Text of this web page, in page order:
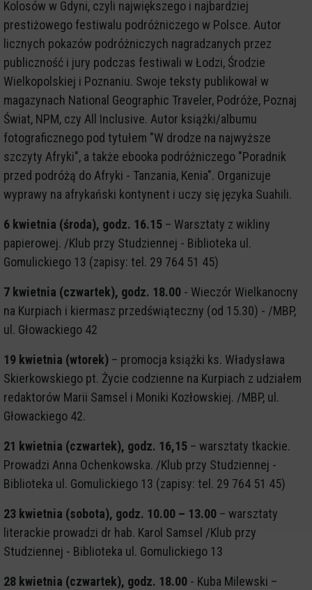
Kolosów w Gdyni, czyli największego i najbardziej
prestiżowego festiwalu podróżniczego w Polsce. Autor
licznych pokazów podróżniczych nagradzanych przez
publiczność i jury podczas festiwali w Łodzi, Środzie
Wielkopolskiej i Poznaniu. Swoje teksty publikował w
magazynach National Geographic Traveler, Podróże, Poznaj
Świat, NPM, czy All Inclusive. Autor książki/albumu
fotograficznego pod tytułem "W drodze na najwyższe
szczyty Afryki", a także ebooka podróżniczego "Poradnik
przed podróżą do Afryki - Tanzania, Kenia". Organizuje
wyprawy na afrykański kontynent i uczy się języka Suahili.
6 kwietnia (środa), godz. 16.15 – Warsztaty z wikliny
papierowej. /Klub przy Studziennej - Biblioteka ul.
Gomulickiego 13 (zapisy: tel. 29 764 51 45)
7 kwietnia (czwartek), godz. 18.00 - Wieczór Wielkanocny
na Kurpiach i kiermasz przedświąteczny (od 15.30) - /MBP,
ul. Głowackiego 42
19 kwietnia (wtorek) – promocja książki ks. Władysława
Skierkowskiego pt. Życie codzienne na Kurpiach z udziałem
redaktorów Marii Samsel i Moniki Kozłowskiej. /MBP, ul.
Głowackiego 42.
21 kwietnia (czwartek), godz. 16,15 – warsztaty tkackie.
Prowadzi Anna Ochenkowska. /Klub przy Studziennej -
Biblioteka ul. Gomulickiego 13 (zapisy: tel. 29 764 51 45)
23 kwietnia (sobota), godz. 10.00 – 13.00 – warsztaty
literackie prowadzi dr hab. Karol Samsel /Klub przy
Studziennej - Biblioteka ul. Gomulickiego 13
28 kwietnia (czwartek), godz. 18.00 - Kuba Milewski –